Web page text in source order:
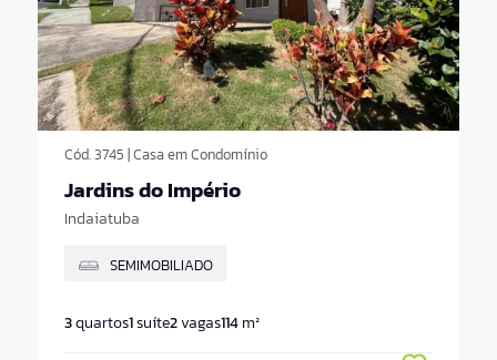
Cód. 3745 | Casa em Condomínio
Jardins do Império
Indaiatuba
SEMIMOBILIADO
3quartos1suíte2vagas114m²